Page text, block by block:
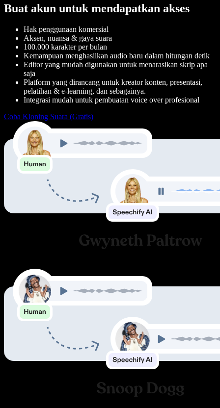
Buat akun untuk mendapatkan akses
Hak penggunaan komersial
Aksen, nuansa & gaya suara
100.000 karakter per bulan
Kemampuan menghasilkan audio baru dalam hitungan detik
Editor yang mudah digunakan untuk menarasikan skrip apa
saja
Platform yang dirancang untuk kreator konten, presentasi,
pelatihan & e-learning, dan sebagainya.
Integrasi mudah untuk pembuatan voice over profesional
Coba Kloning Suara (Gratis)